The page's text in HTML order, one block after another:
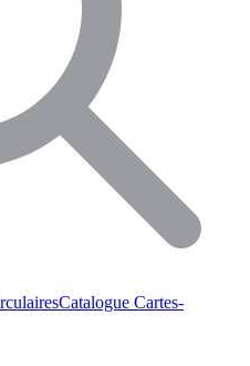
Catalogue Cartes-